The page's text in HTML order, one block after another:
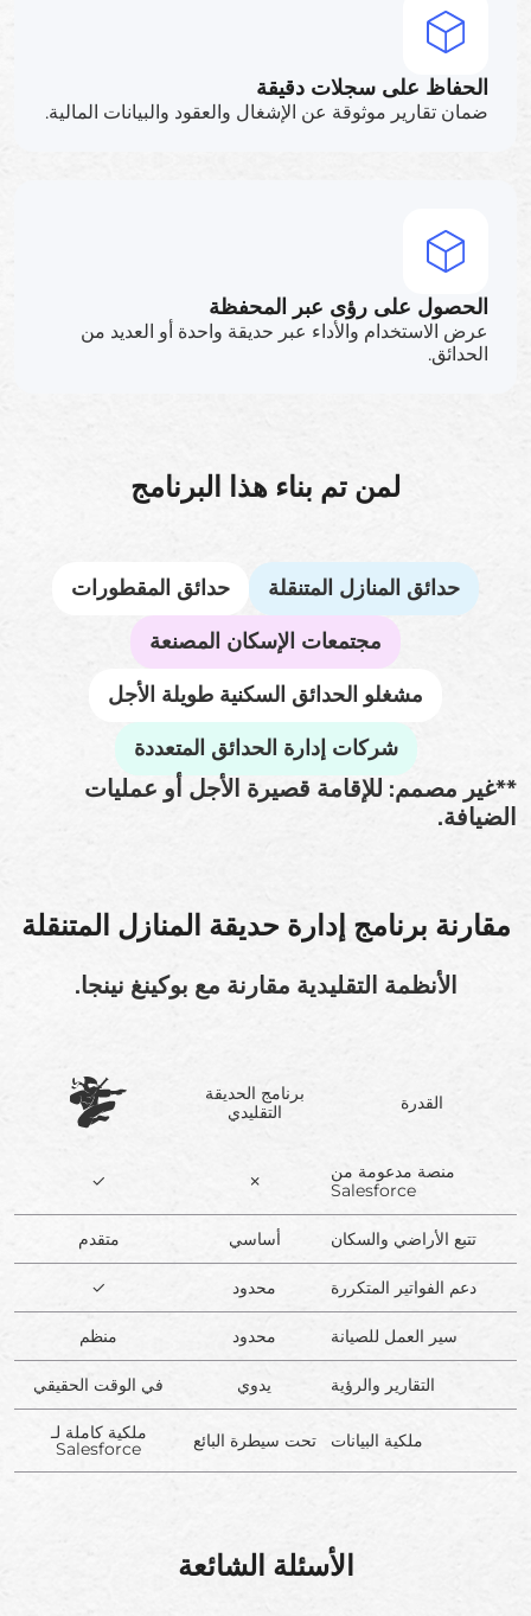
الحفاظ على سجلات دقيقة
ضمان تقارير موثوقة عن الإشغال والعقود والبيانات المالية.
الحصول على رؤى عبر المحفظة
عرض الاستخدام والأداء عبر حديقة واحدة أو العديد من
الحدائق.
لمن تم بناء هذا البرنامج
حدائق المنازل المتنقلة
حدائق المقطورات
مجتمعات الإسكان المصنعة
مشغلو الحدائق السكنية طويلة الأجل
شركات إدارة الحدائق المتعددة
**غير مصمم: للإقامة قصيرة الأجل أو عمليات
الضيافة.
مقارنة برنامج إدارة حديقة المنازل المتنقلة
الأنظمة التقليدية مقارنة مع بوكينغ نينجا.
القدرة
برنامج الحديقة
التقليدي
منصة مدعومة من
Salesforce
✗
✓
تتبع الأراضي والسكان أساسي متقدم
دعم الفواتير المتكررة محدود ✓
سير العمل للصيانة محدود منظم
التقارير والرؤية يدوي في الوقت الحقيقي
ملكية البيانات تحت سيطرة البائع ملكية كاملة لـ
Salesforce
الأسئلة الشائعة